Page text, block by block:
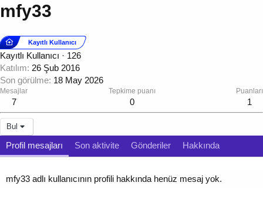
mfy33
Kayıtlı Kullanıcı
Kayıtlı Kullanıcı · 126
Katılım 26 Şub 2016
Son görülme 18 May 2026
Mesajlar
7
Tepkime puanı
0
Puanları
1
Bul
Profil mesajları Son aktivite Gönderiler Hakkında
mfy33 adlı kullanıcının profili hakkında henüz mesaj yok.